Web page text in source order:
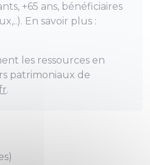
+65 ans, bénéficiaires
En savoir plus :
les ressources en
patrimoniaux de
.